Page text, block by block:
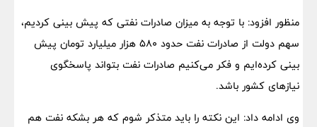
منظور افزود: با توجه به میزان صادرات نفتی که پیش بینی کردیم،
سهم دولت از صادرات نفت حدود ۵۸۰ هزار میلیارد تومان پیش
بینی کرده‌ایم و فکر می‌کنیم صادرات نفت بتواند پاسخگوی
نیازهای کشور باشد.
وی ادامه داد: این نکته را باید متذکر شوم که هر بشکه نفت هم